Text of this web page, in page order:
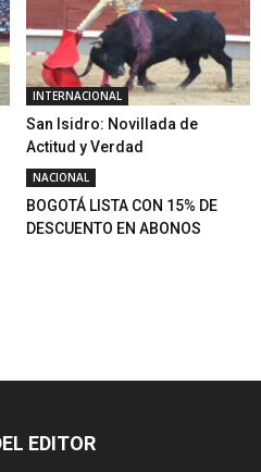
INTERNACIONAL
San Isidro: Novillada de
Actitud y Verdad
NACIONAL
BOGOTÁ LISTA CON 15% DE
DESCUENTO EN ABONOS
EDITOR